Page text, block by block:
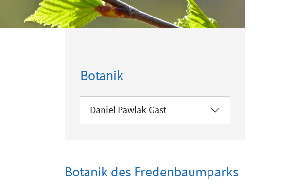
Botanik
Daniel Pawlak-Gast
Botanik des Fredenbaumparks